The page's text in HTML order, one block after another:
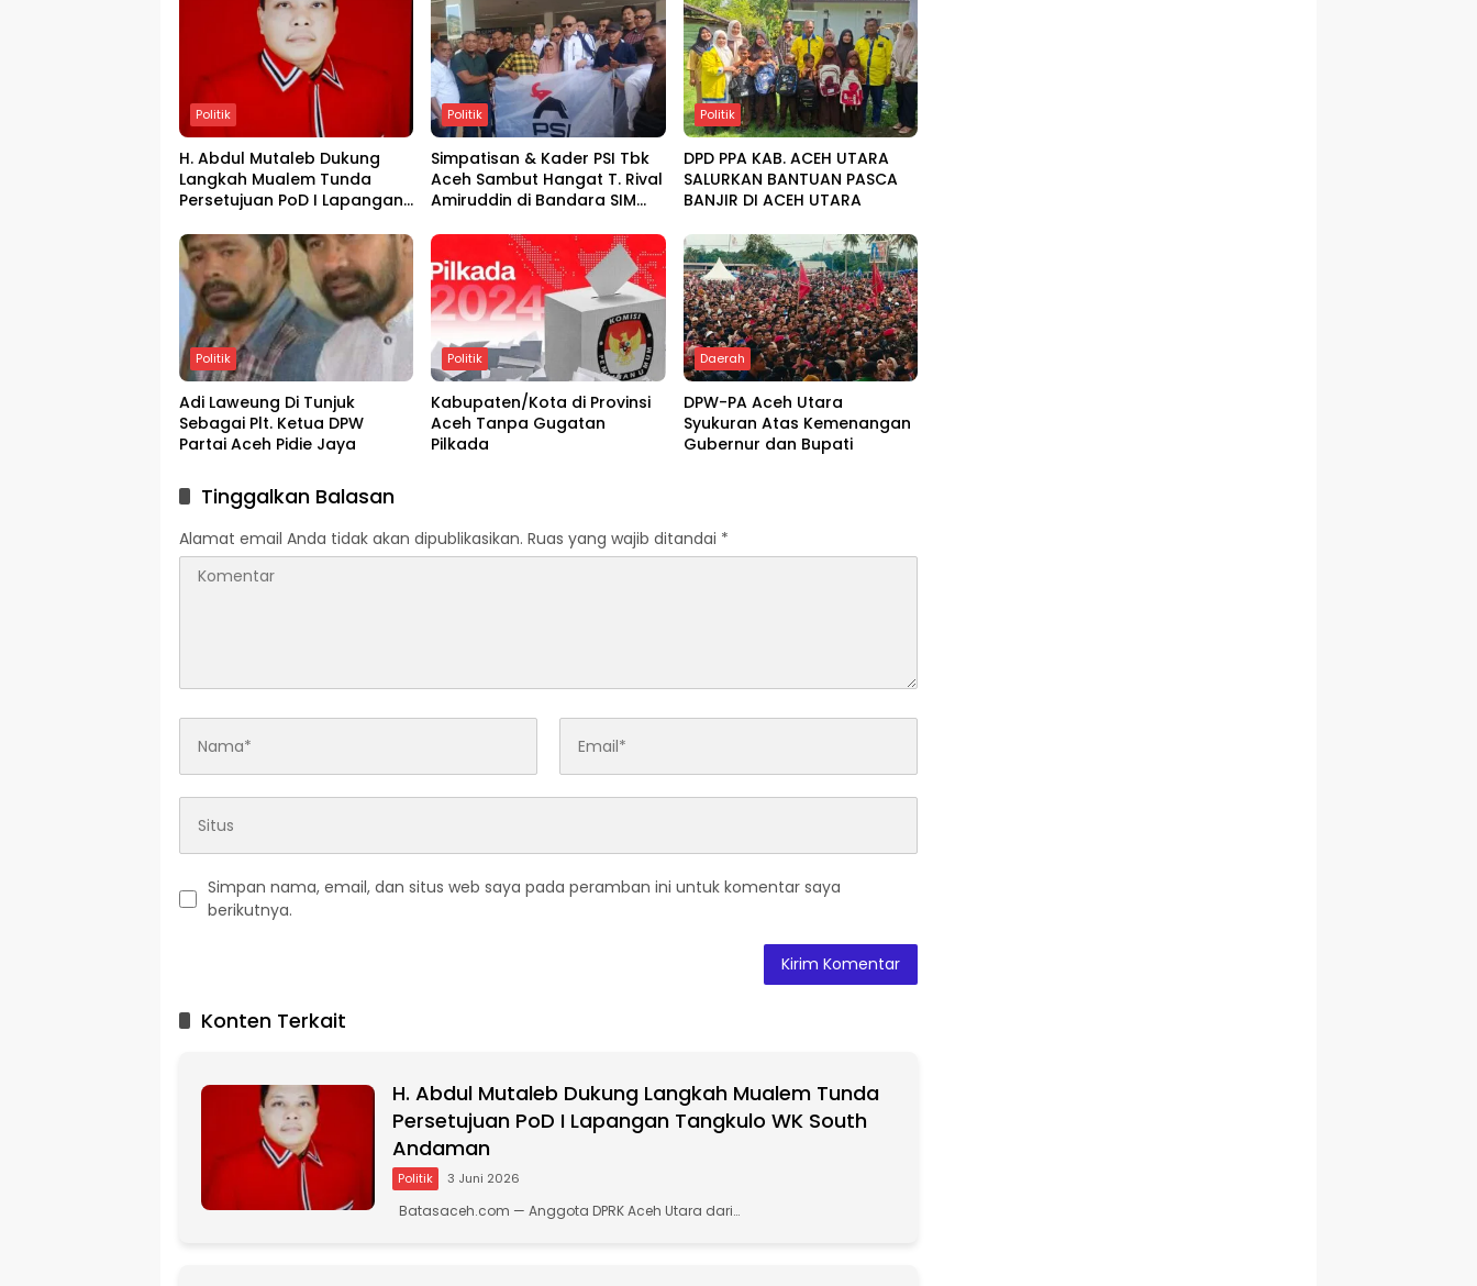
Politik
H. Abdul Mutaleb Dukung
Langkah Mualem Tunda
Persetujuan PoD I Lapangan
Andaman
Politik
Simpatisan & Kader PSI Tbk
Aceh Sambut Hangat T. Rival
Amiruddin di Bandara SIM
Politik
DPD PPA KAB. ACEH UTARA
SALURKAN BANTUAN PASCA
BANJIR DI ACEH UTARA
Politik
Adi Laweung Di Tunjuk
Sebagai Plt. Ketua DPW
Partai Aceh Pidie Jaya
Politik
Kabupaten/Kota di Provinsi
Aceh Tanpa Gugatan
Pilkada
Daerah
DPW-PA Aceh Utara
Syukuran Atas Kemenangan
Gubernur dan Bupati
Tinggalkan Balasan
Alamat email Anda tidak akan dipublikasikan. Ruas yang wajib ditandai *
Simpan nama, email, dan situs web saya pada peramban ini untuk komentar saya
berikutnya.
e Konten Terkait
H. Abdul Mutaleb Dukung Langkah Mualem Tunda
Persetujuan PoD I Lapangan Tangkulo WK South
Andaman
Politik 3 Juni 2026
Batasaceh.com — Anggota DPRK Aceh Utara dari…